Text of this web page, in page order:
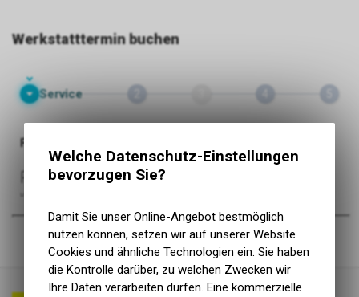
Werkstatttermin buchen
Welche Datenschutz-Einstellungen
bevorzugen Sie?
Damit Sie unser Online-Angebot bestmöglich
nutzen können, setzen wir auf unserer Website
Cookies und ähnliche Technologien ein. Sie haben
die Kontrolle darüber, zu welchen Zwecken wir
Ihre Daten verarbeiten dürfen. Eine kommerzielle